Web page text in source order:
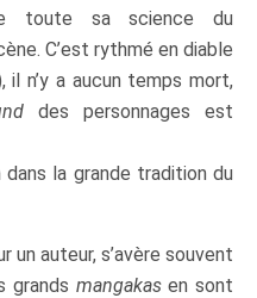
toute sa science du
C’est rythmé en diable
n’y a aucun temps mort,
des personnages est
la grande tradition du
un auteur, s’avère souvent
grands mangakasen sont